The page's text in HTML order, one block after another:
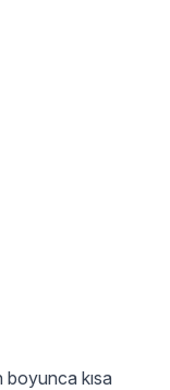
boyunca kısa